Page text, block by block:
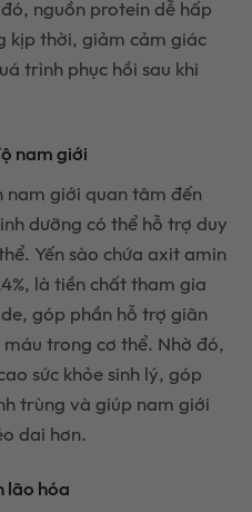
nguồn protein dễ hấp
kịp thời, giảm cảm giác
trình phục hồi sau khi
nam giới
nam giới quan tâm đến
dưỡng có thể hỗ trợ duy
Yến sào chứa axit amin
là tiền chất tham gia
góp phần hỗ trợ giãn
trong cơ thể. Nhờ đó,
sức khỏe sinh lý, góp
trùng và giúp nam giới
dai hơn.
lão hóa